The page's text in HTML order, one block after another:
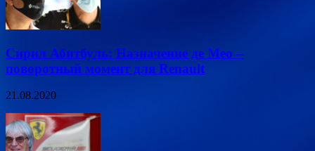
Сирил Абитбуль: Назначение де Мео –
поворотный момент для Renault
21.08.2020